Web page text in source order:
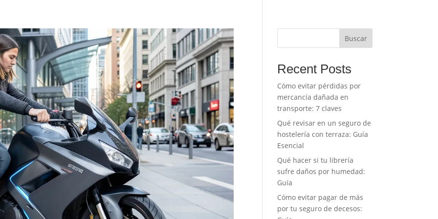
Buscar
Recent Posts
Cómo evitar pérdidas por
mercancía dañada en
transporte: 7 claves
Qué revisar en un seguro de
hostelería con terraza: Guía
Esencial
Qué hacer si tu librería
sufre daños por humedad:
Guía
Cómo evitar pagar de más
por tu seguro de decesos: